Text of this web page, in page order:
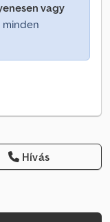
vagy
minden
Hívás